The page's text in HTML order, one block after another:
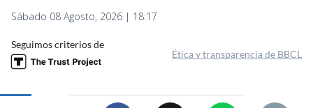
Sábado 08 Agosto, 2026 | 18:17
Seguimos criterios de
Ética y transparencia de BBCL